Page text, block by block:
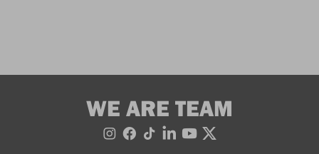
WE ARE TEAM